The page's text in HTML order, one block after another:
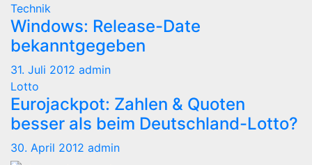
Technik
Windows: Release-Date
bekanntgegeben
31. Juli 2012 admin
Lotto
Eurojackpot: Zahlen & Quoten
besser als beim Deutschland-Lotto?
30. April 2012 admin